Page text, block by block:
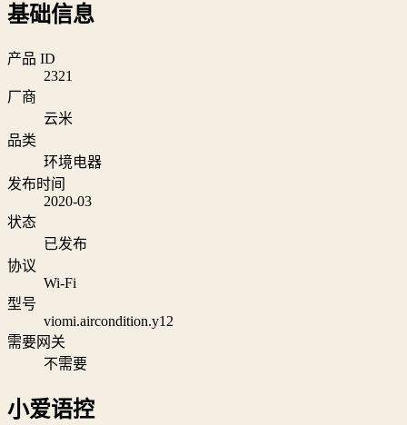
基础信息
产品 ID
2321
厂商
云米
品类
环境电器
发布时间
2020-03
状态
已发布
协议
Wi‑Fi
型号
viomi.aircondition.y12
需要网关
不需要
小爱语控